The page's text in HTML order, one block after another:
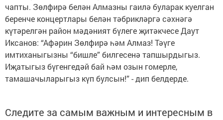
чапты. Зөлфирә белән Алмазны гаилә буларак куелган
беренче концертлары белән тәбрикләргә сәхнәгә
күтәрелгән район мәдәният бүлеге җитәкчесе Даут
Иксанов: “Афәрин Зөлфирә һәм Алмаз! Тәүге
имтиханыгызны “бишле” билгесенә тапшырдыгыз.
Иҗатыгыз бүгенгедәй бай һәм озын гомерле,
тамашачыларыгыз күп булсын!” - дип белдерде.
Следите за самым важным и интересным в